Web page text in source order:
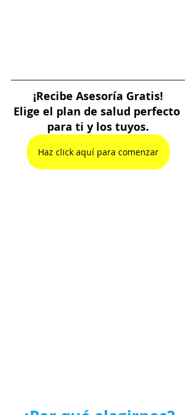
¡Recibe Asesoría Gratis!
Elige el plan de salud perfecto
para ti y los tuyos.
Haz click aquí para comenzar